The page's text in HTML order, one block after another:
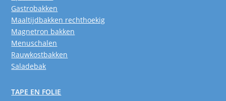
Gastrobakken
Maaltijdbakken rechthoekig
Magnetron bakken
Menuschalen
Rauwkostbakken
Saladebak
TAPE EN FOLIE